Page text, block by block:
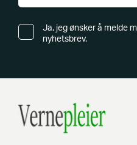
Ja, jeg ønsker å melde
nyhetsbrev.